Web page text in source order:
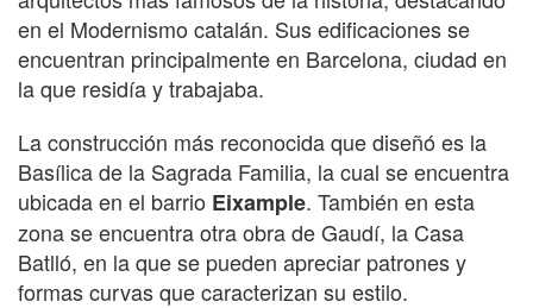
en el Modernismo catalán. Sus edificaciones se
encuentran principalmente en Barcelona, ciudad en
la que residía y trabajaba.
La construcción más reconocida que diseñó es la
Basílica de la Sagrada Familia, la cual se encuentra
ubicada en el barrio Eixample. También en esta
zona se encuentra otra obra de Gaudí, la Casa
Batlló, en la que se pueden apreciar patrones y
formas curvas que caracterizan su estilo.